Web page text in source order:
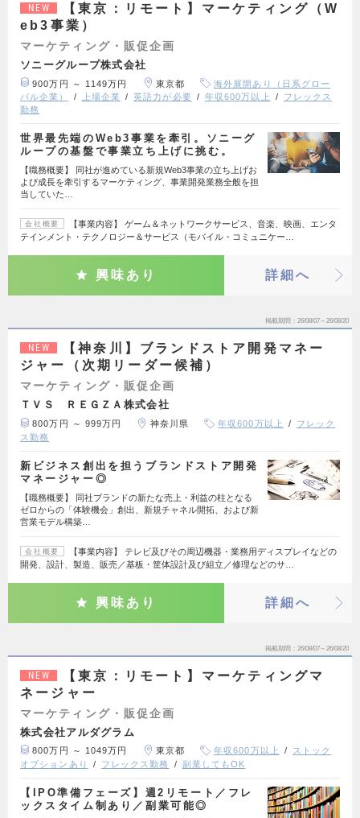
NEW
【東京：リモート】マーケティング（W
eb3事業）
マーケティング・販促企画
ソニーグループ株式会社
900万円 ～ 1149万円 東京都
海外展開あり（日系グロー
バル企業）
上場企業 英語力が必要 年収600万以上
フレックス
勤務
世界最先端のWeb3事業を牽引。ソニーグ
ループの基盤で事業立ち上げに挑む。
【職務概要】 同社が進めている新規Web3事業の立ち上げお
よび成長を牽引するマーケティング、事業開発業務全般を担
当していた…
会社概要
【事業内容】 ゲーム＆ネットワークサービス、音楽、映画、エンタ
テインメント・テクノロジー＆サービス（モバイル・コミュニケー…
興味あり 詳細へ
掲載期間 26/08/07～26/08/20
NEW
【神奈川】ブランドストア開発マネー
ジャー（次期リーダー候補）
マーケティング・販促企画
ＴＶＳ ＲＥＧＺＡ株式会社
800万円 ～ 999万円 神奈川県 年収600万以上
フレック
ス勤務
新ビジネス創出を担うブランドストア開発
マネージャー◎
【職務概要】 同社ブランドの新たな売上・利益の柱となる
ゼロからの「体験機会」創出、新規チャネル開拓、および新
営業モデル構築…
会社概要
【事業内容】 テレビ及びその周辺機器・業務用ディスプレイなどの
開発、設計、製造、販売／基板・筐体設計及び組立／修理などのサ…
興味あり 詳細へ
掲載期間 26/08/07～26/08/20
NEW
【東京：リモート】マーケティングマ
ネージャー
マーケティング・販促企画
株式会社アルダグラム
800万円 ～ 1049万円 東京都 年収600万以上
ストック
オプションあり
フレックス勤務 副業してもOK
【IPO準備フェーズ】週2リモート／フレ
ックスタイム制あり／副業可能◎